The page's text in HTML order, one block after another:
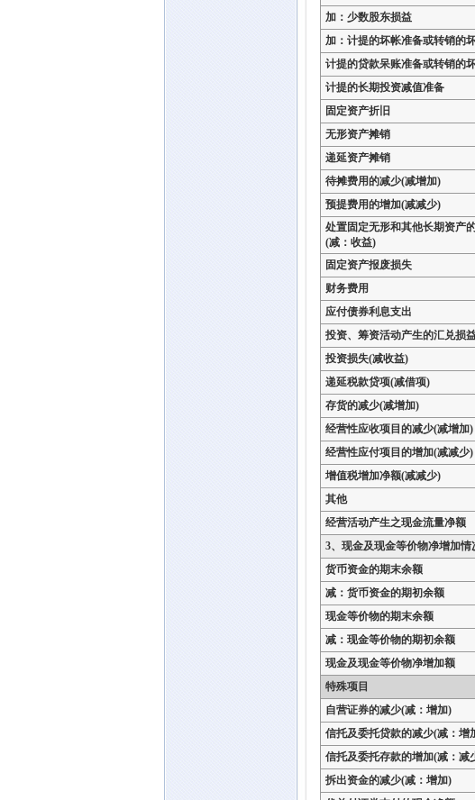
加：少数股东损益
加：计提的坏帐准备或转销的
计提的贷款呆账准备或转销的
计提的长期投资减值准备
固定资产折旧
无形资产摊销
递延资产摊销
待摊费用的减少(减增加)
预提费用的增加(减减少)
处置固定无形和其他长期资产
(减：收益)
固定资产报废损失
财务费用
应付债券利息支出
投资、筹资活动产生的汇兑损
投资损失(减收益)
递延税款贷项(减借项)
存货的减少(减增加)
经营性应收项目的减少(减增加)
经营性应付项目的增加(减减少)
增值税增加净额(减减少)
其他
经营活动产生之现金流量净额
3、现金及现金等价物净增加情
货币资金的期末余额
减：货币资金的期初余额
现金等价物的期末余额
减：现金等价物的期初余额
现金及现金等价物净增加额
特殊项目
自营证券的减少(减：增加)
信托及委托贷款的减少(减：增
信托及委托存款的增加(减：减
拆出资金的减少(减：增加)